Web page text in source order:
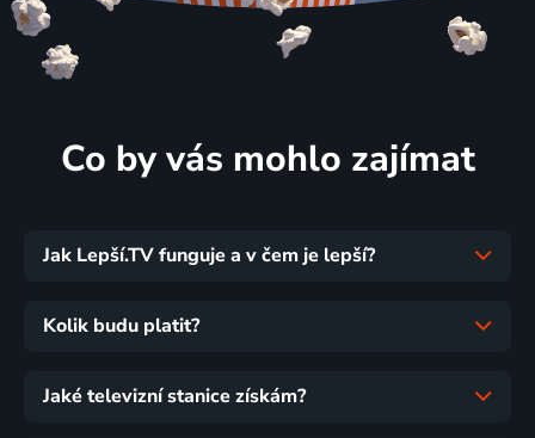
Co by vás mohlo zajímat
Jak Lepší.TV funguje a v čem je lepší?
Kolik budu platit?
Jaké televizní stanice získám?